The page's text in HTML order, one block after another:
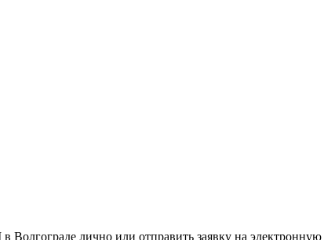
лично или отправить заявку на электронную